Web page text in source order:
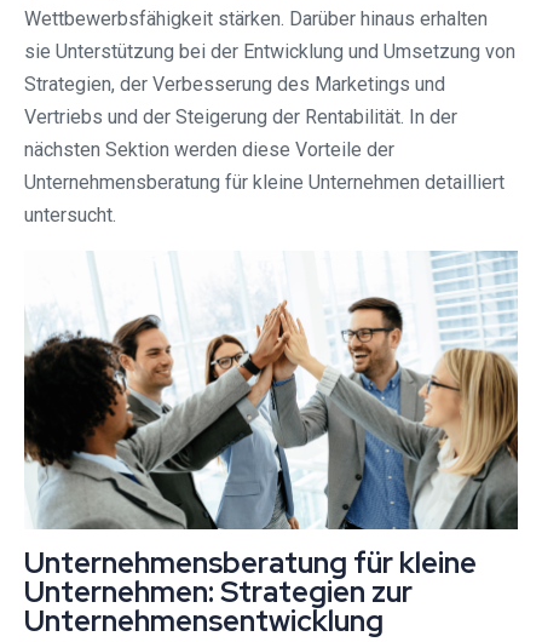
Wettbewerbsfähigkeit stärken. Darüber hinaus erhalten
sie Unterstützung bei der Entwicklung und Umsetzung von
Strategien, der Verbesserung des Marketings und
Vertriebs und der Steigerung der Rentabilität. In der
nächsten Sektion werden diese Vorteile der
Unternehmensberatung für kleine Unternehmen detailliert
untersucht.
Unternehmensberatung für kleine
Unternehmen: Strategien zur
Unternehmensentwicklung